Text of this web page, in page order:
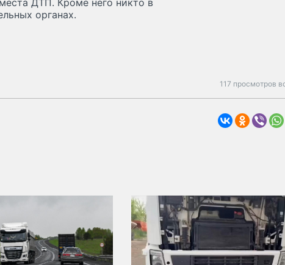
ДТП. Кроме него никто в
органах.
117 просмотров